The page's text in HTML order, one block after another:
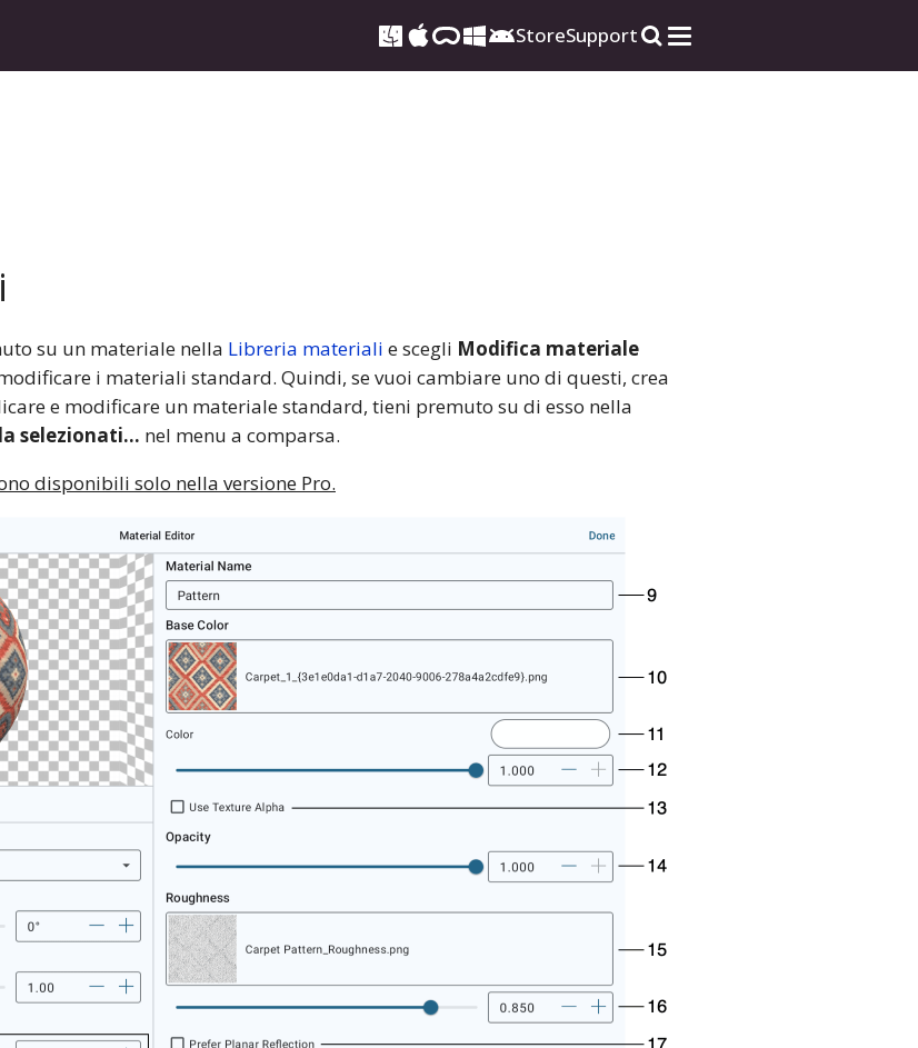
StoreSupport
su un materiale nella Libreria materiali e scegli Modifica materiale
i materiali standard. Quindi, se vuoi cambiare uno di questi, crea
e modificare un materiale standard, tieni premuto su di esso nella
selezionati… nel menu a comparsa.
disponibili solo nella versione Pro.